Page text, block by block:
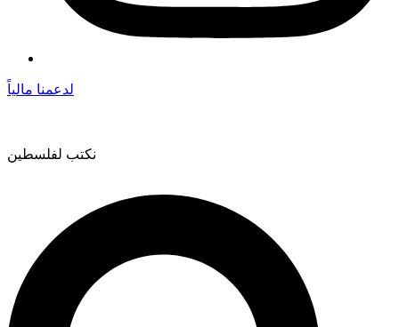
لدعمنا مالياً
نكتب لفلسطين